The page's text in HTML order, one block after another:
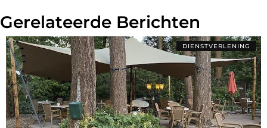
Gerelateerde Berichten
DIENSTVERLENING